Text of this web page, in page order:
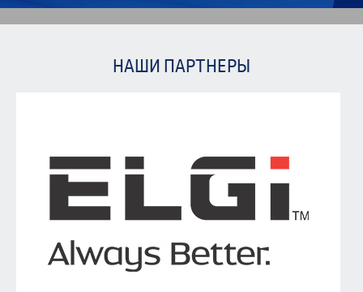
НАШИ ПАРТНЕРЫ